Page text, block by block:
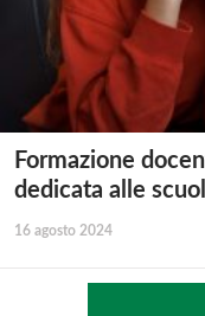
Formazione
dedicata alle
16 agosto 2024